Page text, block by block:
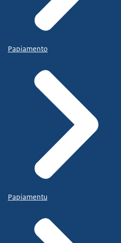
Papiamento
Papiamentu